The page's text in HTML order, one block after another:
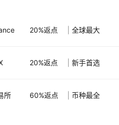
20%返点 全球最大
20%返点 新手首选
所 60%返点 币种最全